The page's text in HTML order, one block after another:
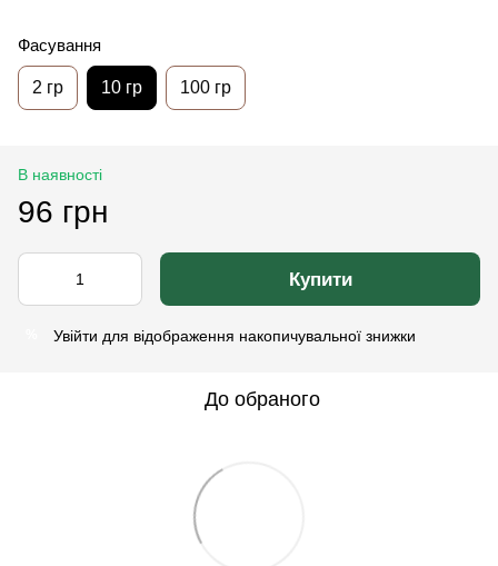
Фасування
2 гр 10 гр 100 гр
В наявності
96 грн
Купити
Увійти для відображення накопичувальної знижки
До обраного